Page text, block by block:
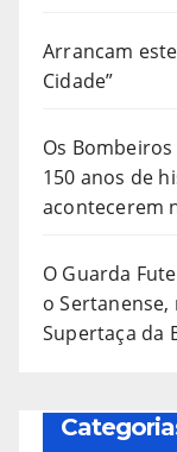
Arrancam
Cidade”
Os
150 anos de
acontecerem
O Guarda
o
Supertaça da